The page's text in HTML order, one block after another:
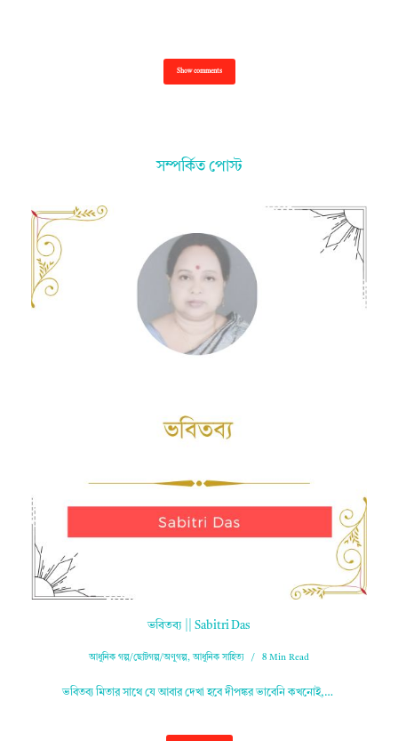
Show comments
সম্পর্কিত পোস্ট
ভবিতব্য || Sabitri Das
আধুনিক গল্প/ছোটগল্প/অণুগল্প,আধুনিক সাহিত্য 8 Min Read
ভবিতব্য মিতার সাথে যে আবার দেখা হবে দীপঙ্কর ভাবেনি কখনোই,…